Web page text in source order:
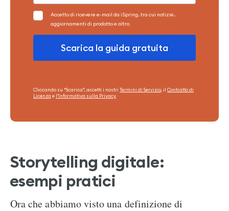
Cliccando su “Scarica”, accetti i nostri Termini di Servizio, il Contratto di
Licenza e l’Informativa sulla Privacy
Storytelling digitale:
esempi pratici
Ora che abbiamo visto una definizione di